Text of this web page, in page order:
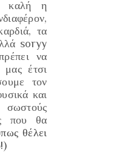
καλή η
,
, τα
soryy
να
έτσι
τον
και
που θα
θέλει